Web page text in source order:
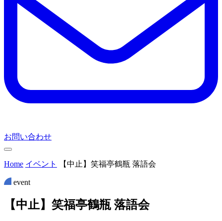
お問い合わせ
Home イベント 【中止】笑福亭鶴瓶 落語会
event
【中止】 笑福亭鶴瓶 落語会